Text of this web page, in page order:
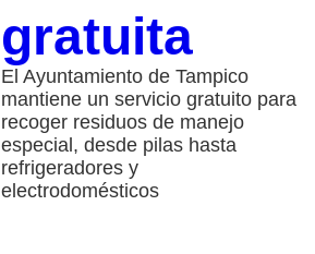
gratuita
El Ayuntamiento de Tampico
mantiene un servicio gratuito para
recoger residuos de manejo
especial, desde pilas hasta
refrigeradores y
electrodomésticos